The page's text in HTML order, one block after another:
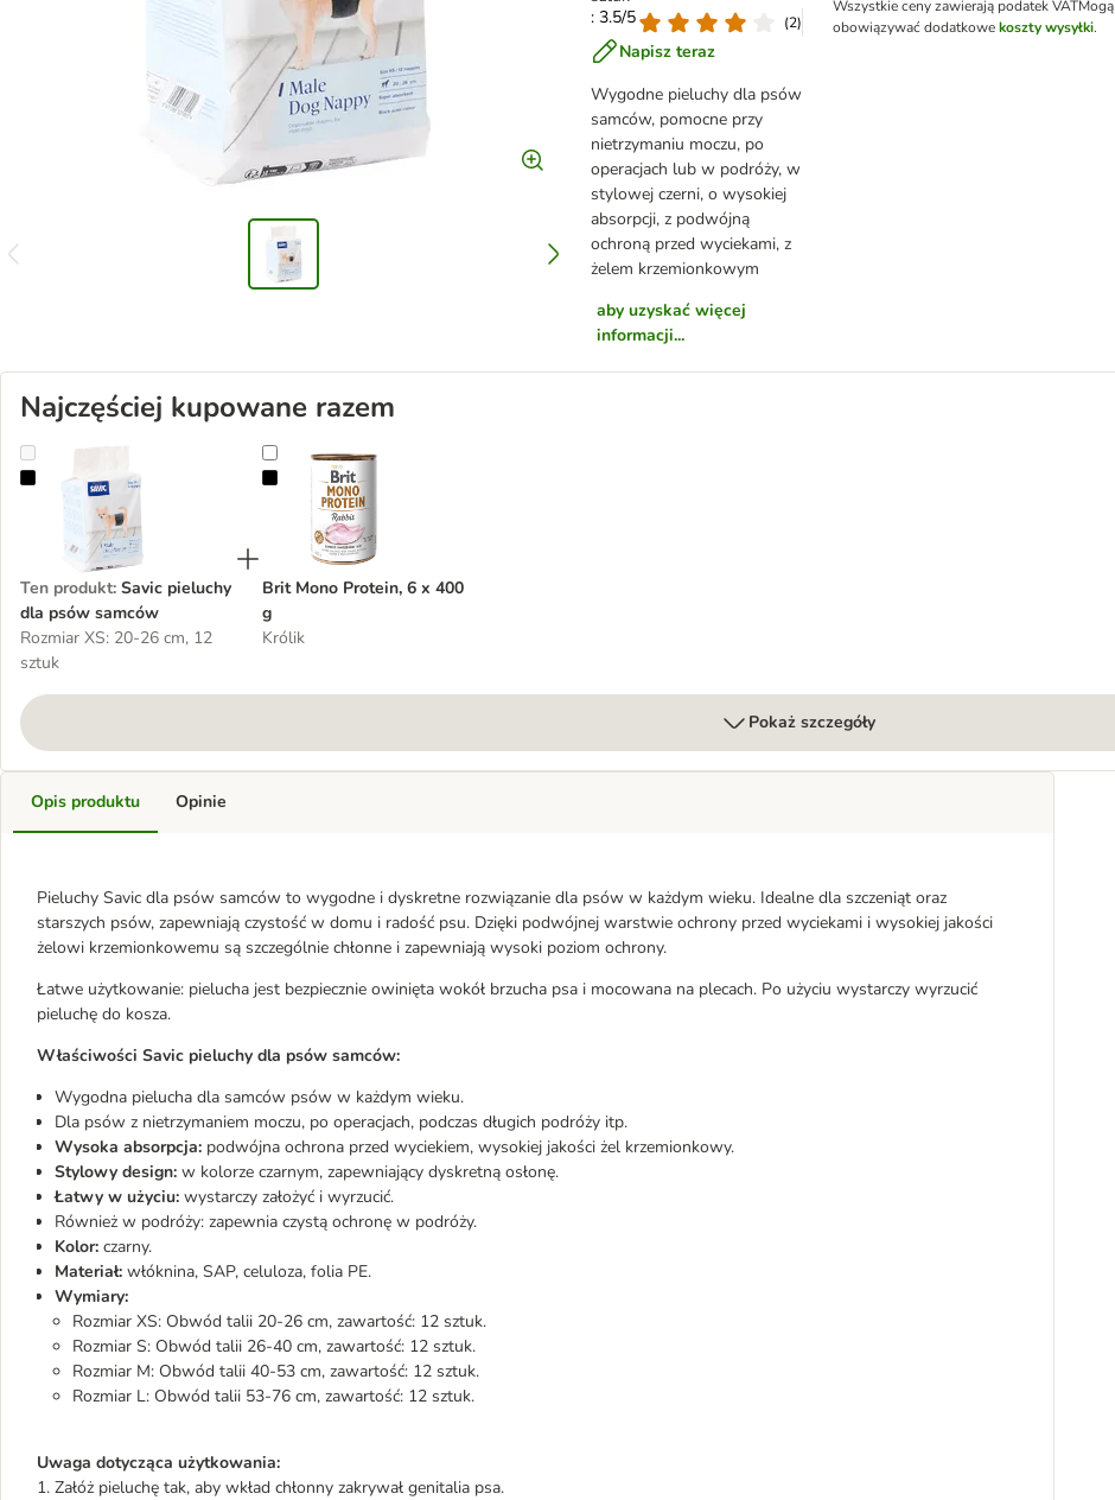
: 3.5/5
(2)
Napisz teraz
Wygodne pieluchy dla psów
samców, pomocne przy
nietrzymaniu moczu, po
operacjach lub w podróży, w
stylowej czerni, o wysokiej
absorpcji, z podwójną
ochroną przed wyciekami, z
żelem krzemionkowym
aby uzyskać więcej
informacji...
Wszystkie ceny zawierają podatek VATMogą
obowiązywać dodatkowekoszty wysyłki.
Najczęściej kupowane razem
Savic pieluchy dla psów samców
Ten produkt: Savic pieluchy
dla psów samców
Rozmiar XS: 20-26 cm, 12
sztuk
Brit Mono Protein, 6 x 400 g
Brit Mono Protein, 6 x 400
g
Królik
Pokaż szczegóły
Opis produktu
Pieluchy Savic dla psów samców to wygodne i dyskretne rozwiązanie dla psów w każdym wieku. Idealne dla szczeniąt oraz
starszych psów, zapewniają czystość w domu i radość psu. Dzięki podwójnej warstwie ochrony przed wyciekami i wysokiej jakości
żelowi krzemionkowemu są szczególnie chłonne i zapewniają wysoki poziom ochrony.
Łatwe użytkowanie: pielucha jest bezpiecznie owinięta wokół brzucha psa i mocowana na plecach. Po użyciu wystarczy wyrzucić
pieluchę do kosza.
Właściwości Savic pieluchy dla psów samców:
Wygodna pielucha dla samców psów w każdym wieku.
Dla psów z nietrzymaniem moczu, po operacjach, podczas długich podróży itp.
Wysoka absorpcja: podwójna ochrona przed wyciekiem, wysokiej jakości żel krzemionkowy.
Stylowy design: w kolorze czarnym, zapewniający dyskretną osłonę.
Łatwy w użyciu: wystarczy założyć i wyrzucić.
Również w podróży: zapewnia czystą ochronę w podróży.
Kolor: czarny.
Materiał: włóknina, SAP, celuloza, folia PE.
Wymiary:
Rozmiar XS: Obwód talii 20-26 cm, zawartość: 12 sztuk.
Rozmiar S: Obwód talii 26-40 cm, zawartość: 12 sztuk.
Rozmiar M: Obwód talii 40-53 cm, zawartość: 12 sztuk.
Rozmiar L: Obwód talii 53-76 cm, zawartość: 12 sztuk.
Uwaga dotycząca użytkowania:
1. Załóż pieluchę tak, aby wkład chłonny zakrywał genitalia psa.
Opinie